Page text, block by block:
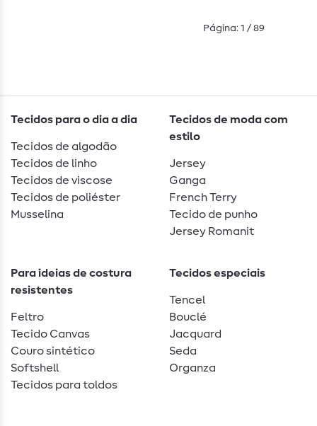
Página: 1 / 89
Tecidos para o dia a dia
Tecidos de algodão
Tecidos de linho
Tecidos de viscose
Tecidos de poliéster
Musselina
Tecidos de moda com
estilo
Jersey
Ganga
French Terry
Tecido de punho
Jersey Romanit
Para ideias de costura
resistentes
Feltro
Tecido Canvas
Couro sintético
Softshell
Tecidos para toldos
Tecidos especiais
Tencel
Bouclé
Jacquard
Seda
Organza